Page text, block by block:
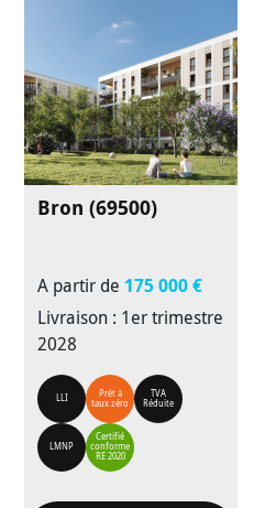
Bron (69500)
A partir de 175 000 €
Livraison : 1er trimestre
2028
LLI
Prêt à
taux zéro
TVA
Réduite
LMNP
Certifié
conforme
RE 2020